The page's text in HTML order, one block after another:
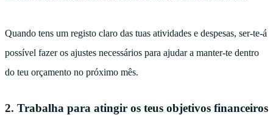
Quando tens um registo claro das tuas atividades e despesas, ser-te-á
possível fazer os ajustes necessários para ajudar a manter-te dentro
do teu orçamento no próximo mês.
2. Trabalha para atingir os teus objetivos financeiros